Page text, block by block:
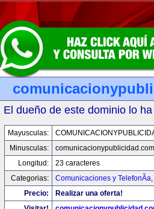
El dueño de este dominio lo
Mayusculas:
Minusculas:
comunicacionypublicidad.com
Longitud:
23 caracteres
Categorias:
Comunicaciones y TelefonÃ­a,
Precio:
Realizar una oferta!